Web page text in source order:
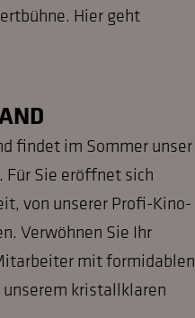
Hier geht
findet im Sommer unser
Sie eröffnet sich
von unserer Profi-Kino-
Verwöhnen Sie Ihr
mit formidablen
kristallklaren